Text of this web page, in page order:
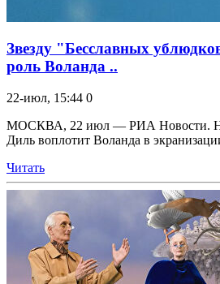
Звезду "Бесславных
роль Воланда ..
22-июл, 15:44 0
МОСКВА, 22 июл — РИА Новости.
Диль воплотит Воланда в
Читать